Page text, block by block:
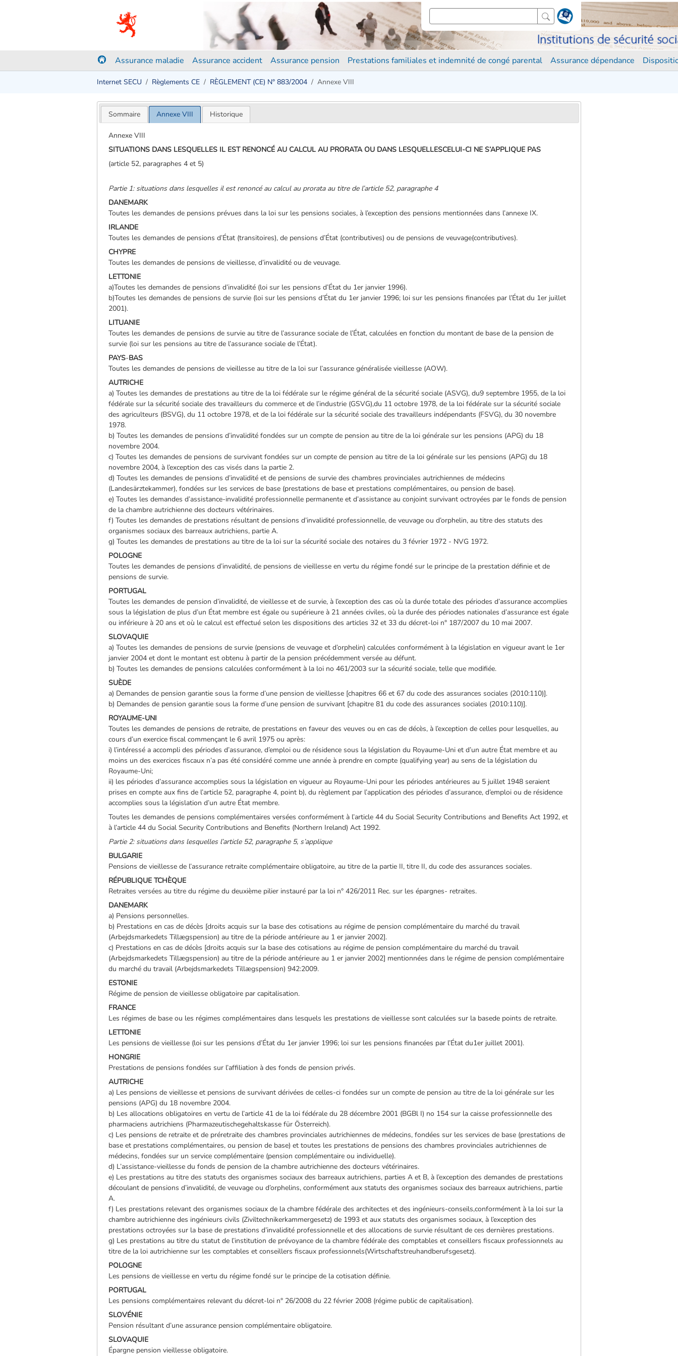
Assurance maladie Assurance accident Assurance pension Prestations familiales et indemnité de congé parental Assurance dépendance
Internet SECU Règlements CE RÈGLEMENT (CE) N° 883/2004 Annexe VIII
Sommaire Annexe VIII Historique
Annexe VIII
SITUATIONS DANS LESQUELLES IL EST RENONCÉ AU CALCUL AU PRORATA OU DANS LESQUELLESCELUI-CI NE S’APPLIQUE PAS
(article 52, paragraphes 4 et 5)
Partie 1: situations dans lesquelles il est renoncé au calcul au prorata au titre de l’article 52, paragraphe 4
DANEMARK
Toutes les demandes de pensions prévues dans la loi sur les pensions sociales, à l’exception des pensions mentionnées dans l’annexe IX.
IRLANDE
Toutes les demandes de pensions d’État (transitoires), de pensions d’État (contributives) ou de pensions de veuvage(contributives).
CHYPRE
Toutes les demandes de pensions de vieillesse, d’invalidité ou de veuvage.
LETTONIE
a)Toutes les demandes de pensions d’invalidité (loi sur les pensions d’État du 1er janvier 1996).
b)Toutes les demandes de pensions de survie (loi sur les pensions d’État du 1er janvier 1996; loi sur les pensions financées par l’État du 1er juillet
2001).
LITUANIE
Toutes les demandes de pensions de survie au titre de l’assurance sociale de l’État, calculées en fonction du montant de base de la pension de
survie (loi sur les pensions au titre de l’assurance sociale de l’État).
PAYS-BAS
Toutes les demandes de pensions de vieillesse au titre de la loi sur l’assurance généralisée vieillesse (AOW).
AUTRICHE
a) Toutes les demandes de prestations au titre de la loi fédérale sur le régime général de la sécurité sociale (ASVG), du9 septembre 1955, de la loi
fédérale sur la sécurité sociale des travailleurs du commerce et de l’industrie (GSVG),du 11 octobre 1978, de la loi fédérale sur la sécurité sociale
des agriculteurs (BSVG), du 11 octobre 1978, et de la loi fédérale sur la sécurité sociale des travailleurs indépendants (FSVG), du 30 novembre
1978.
b) Toutes les demandes de pensions d’invalidité fondées sur un compte de pension au titre de la loi générale sur les pensions (APG) du 18
novembre 2004.
c) Toutes les demandes de pensions de survivant fondées sur un compte de pension au titre de la loi générale sur les pensions (APG) du 18
novembre 2004, à l’exception des cas visés dans la partie 2.
d) Toutes les demandes de pensions d’invalidité et de pensions de survie des chambres provinciales autrichiennes de médecins
(Landesärztekammer), fondées sur les services de base (prestations de base et prestations complémentaires, ou pension de base).
e) Toutes les demandes d’assistance-invalidité professionnelle permanente et d’assistance au conjoint survivant octroyées par le fonds de pension
de la chambre autrichienne des docteurs vétérinaires.
f) Toutes les demandes de prestations résultant de pensions d’invalidité professionnelle, de veuvage ou d’orphelin, au titre des statuts des
organismes sociaux des barreaux autrichiens, partie A.
g) Toutes les demandes de prestations au titre de la loi sur la sécurité sociale des notaires du 3 février 1972 - NVG 1972.
POLOGNE
Toutes les demandes de pensions d’invalidité, de pensions de vieillesse en vertu du régime fondé sur le principe de la prestation définie et de
pensions de survie.
PORTUGAL
Toutes les demandes de pension d’invalidité, de vieillesse et de survie, à l’exception des cas où la durée totale des périodes d’assurance accomplies
sous la législation de plus d’un État membre est égale ou supérieure à 21 années civiles, où la durée des périodes nationales d’assurance est égale
ou inférieure à 20 ans et où le calcul est effectué selon les dispositions des articles 32 et 33 du décret-loi n° 187/2007 du 10 mai 2007.
SLOVAQUIE
a) Toutes les demandes de pensions de survie (pensions de veuvage et d’orphelin) calculées conformément à la législation en vigueur avant le 1er
janvier 2004 et dont le montant est obtenu à partir de la pension précédemment versée au défunt.
b) Toutes les demandes de pensions calculées conformément à la loi no 461/2003 sur la sécurité sociale, telle que modifiée.
SUÈDE
a) Demandes de pension garantie sous la forme d’une pension de vieillesse [chapitres 66 et 67 du code des assurances sociales (2010:110)].
b) Demandes de pension garantie sous la forme d’une pension de survivant [chapitre 81 du code des assurances sociales (2010:110)].
ROYAUME-UNI
Toutes les demandes de pensions de retraite, de prestations en faveur des veuves ou en cas de décès, à l’exception de celles pour lesquelles, au
cours d’un exercice fiscal commençant le 6 avril 1975 ou après:
i) l’intéressé a accompli des périodes d’assurance, d’emploi ou de résidence sous la législation du Royaume-Uni et d’un autre État membre et au
moins un des exercices fiscaux n’a pas été considéré comme une année à prendre en compte (qualifying year) au sens de la législation du
Royaume-Uni;
ii) les périodes d’assurance accomplies sous la législation en vigueur au Royaume-Uni pour les périodes antérieures au 5 juillet 1948 seraient
prises en compte aux fins de l’article 52, paragraphe 4, point b), du règlement par l’application des périodes d’assurance, d’emploi ou de résidence
accomplies sous la législation d’un autre État membre.
Toutes les demandes de pensions complémentaires versées conformément à l’article 44 du Social Security Contributions and Benefits Act 1992, et
à l’article 44 du Social Security Contributions and Benefits (Northern Ireland) Act 1992.
Partie 2: situations dans lesquelles l’article 52, paragraphe 5, s’applique
BULGARIE
Pensions de vieillesse de l’assurance retraite complémentaire obligatoire, au titre de la partie II, titre II, du code des assurances sociales.
RÉPUBLIQUE TCHÈQUE
Retraites versées au titre du régime du deuxième pilier instauré par la loi n° 426/2011 Rec. sur les épargnes- retraites.
DANEMARK
a) Pensions personnelles.
b) Prestations en cas de décès [droits acquis sur la base des cotisations au régime de pension complémentaire du marché du travail
(Arbejdsmarkedets Tillægspension) au titre de la période antérieure au 1 er janvier 2002].
c) Prestations en cas de décès [droits acquis sur la base des cotisations au régime de pension complémentaire du marché du travail
(Arbejdsmarkedets Tillægspension) au titre de la période antérieure au 1 er janvier 2002] mentionnées dans le régime de pension complémentaire
du marché du travail (Arbejdsmarkedets Tillægspension) 942:2009.
ESTONIE
Régime de pension de vieillesse obligatoire par capitalisation.
FRANCE
Les régimes de base ou les régimes complémentaires dans lesquels les prestations de vieillesse sont calculées sur la basede points de retraite.
LETTONIE
Les pensions de vieillesse (loi sur les pensions d’État du 1er janvier 1996; loi sur les pensions financées par l’État du1er juillet 2001).
HONGRIE
Prestations de pensions fondées sur l’affiliation à des fonds de pension privés.
AUTRICHE
a) Les pensions de vieillesse et pensions de survivant dérivées de celles-ci fondées sur un compte de pension au titre de la loi générale sur les
pensions (APG) du 18 novembre 2004.
b) Les allocations obligatoires en vertu de l’article 41 de la loi fédérale du 28 décembre 2001 (BGBl I) no 154 sur la caisse professionnelle des
pharmaciens autrichiens (Pharmazeutischegehaltskasse für Österreich).
c) Les pensions de retraite et de préretraite des chambres provinciales autrichiennes de médecins, fondées sur les services de base (prestations de
base et prestations complémentaires, ou pension de base) et toutes les prestations de pensions des chambres provinciales autrichiennes de
médecins, fondées sur un service complémentaire (pension complémentaire ou individuelle).
d) L’assistance-vieillesse du fonds de pension de la chambre autrichienne des docteurs vétérinaires.
e) Les prestations au titre des statuts des organismes sociaux des barreaux autrichiens, parties A et B, à l’exception des demandes de prestations
découlant de pensions d’invalidité, de veuvage ou d’orphelins, conformément aux statuts des organismes sociaux des barreaux autrichiens, partie
A.
f) Les prestations relevant des organismes sociaux de la chambre fédérale des architectes et des ingénieurs-conseils,conformément à la loi sur la
chambre autrichienne des ingénieurs civils (Ziviltechnikerkammergesetz) de 1993 et aux statuts des organismes sociaux, à l’exception des
prestations octroyées sur la base de prestations d’invalidité professionnelle et des allocations de survie résultant de ces dernières prestations.
g) Les prestations au titre du statut de l’institution de prévoyance de la chambre fédérale des comptables et conseillers fiscaux professionnels au
titre de la loi autrichienne sur les comptables et conseillers fiscaux professionnels(Wirtschaftstreuhandberufsgesetz).
POLOGNE
Les pensions de vieillesse en vertu du régime fondé sur le principe de la cotisation définie.
PORTUGAL
Les pensions complémentaires relevant du décret-loi n° 26/2008 du 22 février 2008 (régime public de capitalisation).
SLOVÉNIE
Pension résultant d’une assurance pension complémentaire obligatoire.
SLOVAQUIE
Épargne pension vieillesse obligatoire.